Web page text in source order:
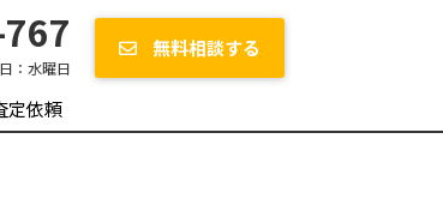
： 水曜日
無料相談する
定依頼